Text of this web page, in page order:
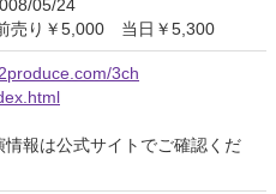
05/24
り￥5,000 当日￥5,300
3ch
報は公式サイトでご確認くだ